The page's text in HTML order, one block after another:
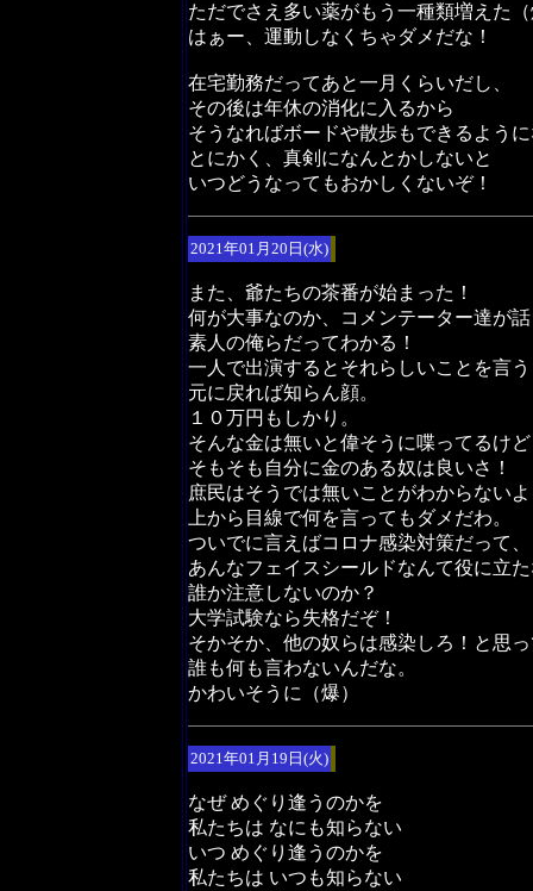
ただでさえ多い薬がもう一種類増えた
はぁー、運動しなくちゃダメだな！
在宅勤務だってあと一月くらいだし、
その後は年休の消化に入るから
そうなればボードや散歩もできるよう
とにかく、真剣になんとかしないと
いつどうなってもおかしくないぞ！
2021年01月20日(水)
また、爺たちの茶番が始まった！
何が大事なのか、コメンテーター達が
素人の俺らだってわかる！
一人で出演するとそれらしいことを言
元に戻れば知らん顔。
１０万円もしかり。
そんな金は無いと偉そうに喋ってるけど
そもそも自分に金のある奴は良いさ！
庶民はそうでは無いことがわからない
上から目線で何を言ってもダメだわ。
ついでに言えばコロナ感染対策だって、
あんなフェイスシールドなんて役に立
誰か注意しないのか？
大学試験なら失格だぞ！
そかそか、他の奴らは感染しろ！と思
誰も何も言わないんだな。
かわいそうに（爆）
2021年01月19日(火)
なぜ めぐり逢うのかを
私たちは なにも知らない
いつ めぐり逢うのかを
私たちは いつも知らない